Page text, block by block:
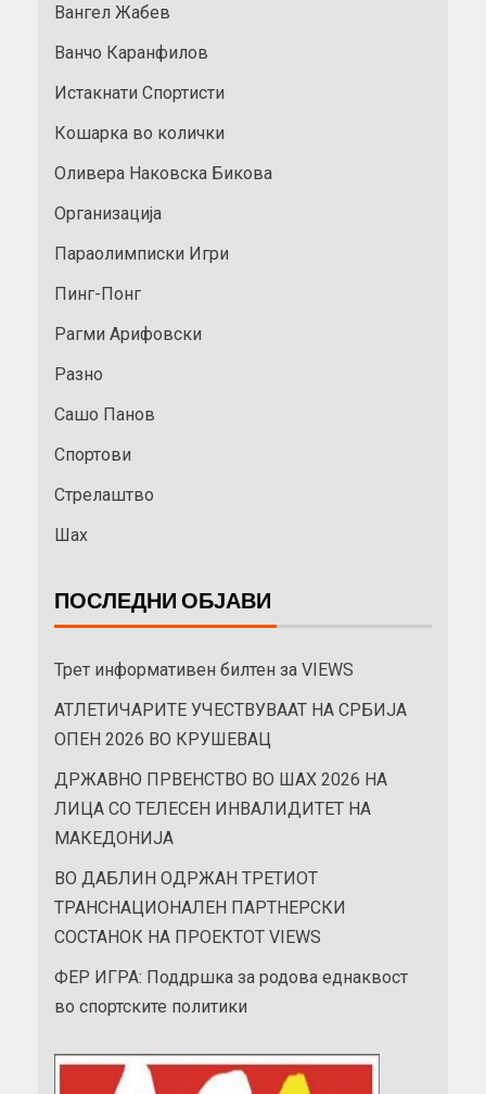
Вангел Жабев
Ванчо Каранфилов
Истакнати Спортисти
Кошарка во колички
Оливера Наковска Бикова
Организација
Параолимписки Игри
Пинг-Понг
Рагми Арифовски
Разно
Сашо Панов
Спортови
Стрелаштво
Шах
ПОСЛЕДНИ ОБЈАВИ
Трет информативен билтен за VIEWS
АТЛЕТИЧАРИТЕ УЧЕСТВУВААТ НА СРБИЈА
ОПЕН 2026 ВО КРУШЕВАЦ
ДРЖАВНО ПРВЕНСТВО ВО ШАХ 2026 НА
ЛИЦА СО ТЕЛЕСЕН ИНВАЛИДИТЕТ НА
МАКЕДОНИЈА
ВО ДАБЛИН ОДРЖАН ТРЕТИОТ
ТРАНСНАЦИОНАЛЕН ПАРТНЕРСКИ
СОСТАНОК НА ПРОЕКТОТ VIEWS
ФЕР ИГРА: Поддршка за родова еднаквост
во спортските политики